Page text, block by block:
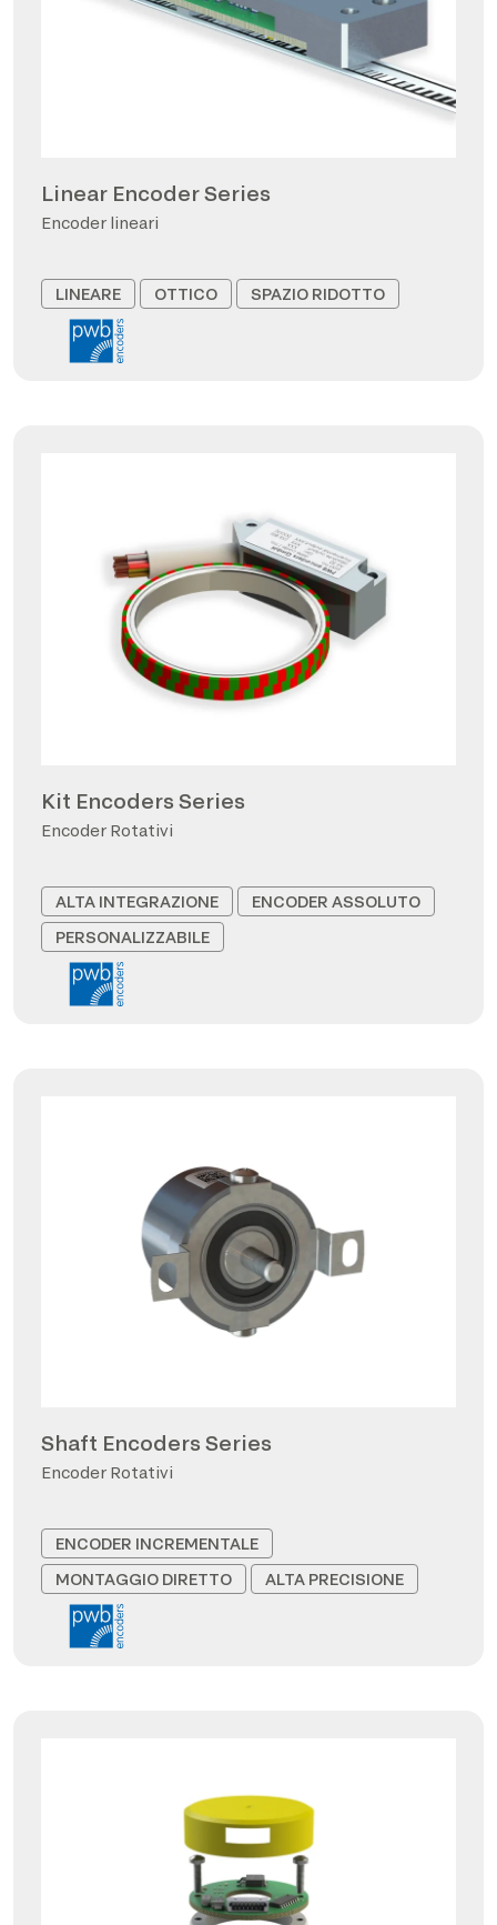
Linear Encoder Series
Encoder lineari
LINEARE OTTICO SPAZIO RIDOTTO
Kit Encoders Series
Encoder Rotativi
ALTA INTEGRAZIONE
ENCODER ASSOLUTO
PERSONALIZZABILE
Shaft Encoders Series
Encoder Rotativi
ENCODER INCREMENTALE
MONTAGGIO DIRETTO
ALTA PRECISIONE